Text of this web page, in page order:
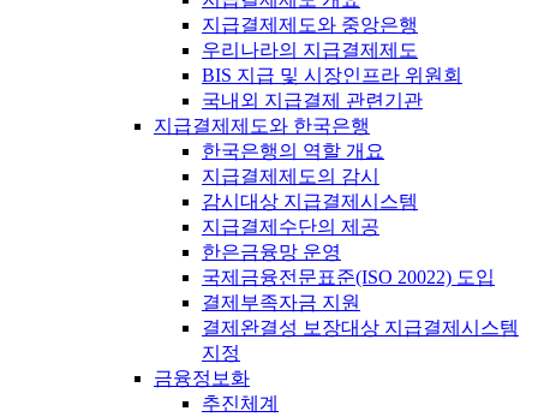
지급결제제도와 중앙은행
우리나라의 지급결제제도
BIS 지급 및 시장인프라 위원회
국내외 지급결제 관련기관
지급결제제도와 한국은행
한국은행의 역할 개요
지급결제제도의 감시
감시대상 지급결제시스템
지급결제수단의 제공
한은금융망 운영
국제금융전문표준(ISO 20022) 도입
결제부족자금 지원
결제완결성 보장대상 지급결제시스템
지정
금융정보화
추진체계